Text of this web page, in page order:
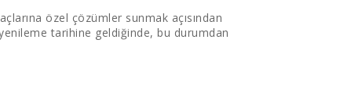
özel çözümler sunmak açısından
tarihine geldiğinde, bu durumdan